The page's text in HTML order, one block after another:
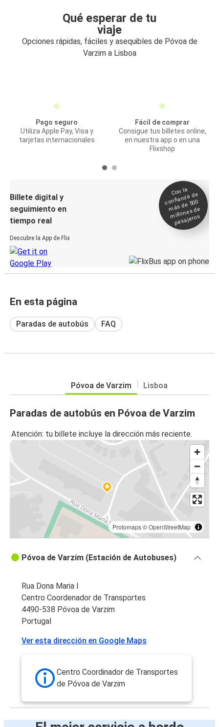
Qué esperar de tu
viaje
Opciones rápidas, fáciles y asequibles de Póvoa de
Varzim a Lisboa
Pago seguro
Utiliza Apple Pay, Visa y
tarjetas internacionales
Fácil de comprar
Consigue tus billetes online,
en nuestra app o en una
Flixshop
Billete digital y
seguimiento en
tiempo real
Descubre la App de Flix
Con la
confianza de
más de 500
millones de
pasajeros
En esta página
Paradas de autobús FAQ
Póvoa de Varzim Lisboa
Paradas de autobús en Póvoa de Varzim
Atención: tu billete incluye la dirección más reciente.
Protomaps©OpenStreetMap
Póvoa de Varzim (Estación de Autobuses)
Rua Dona Maria I
Centro Coordenador de Transportes
4490-538 Póvoa de Varzim
Portugal
Ver esta dirección en Google Maps
Centro Coordinador de Transportes
de Póvoa de Varzim